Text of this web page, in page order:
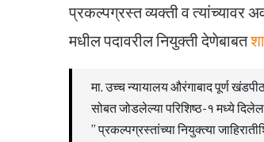
प्रकल्पग्रस्त व्यक्ती व
मधील पदावरील नियुक्ती देणेबाबत
मा. उच्च न्यायालय औरंगाबाद पूर्ण
सोबत जोडलेल्या परिशिष्ठ-१ मध्ये
” प्रकल्पग्रस्तांच्या नियुक्त्या